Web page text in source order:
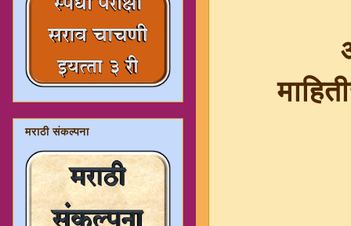
मराठी संकल्पना